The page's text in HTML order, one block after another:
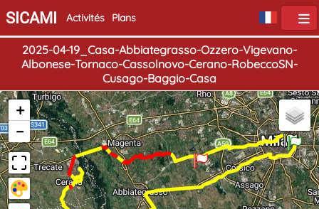
SICAMI Activités Plans
2025-04-19_Casa-Abbiategrasso-Ozzero-Vigevano-
Albonese-Tornaco-Cassolnovo-Cerano-RobeccoSN-
Cusago-Baggio-Casa
Début
Fin
+
−